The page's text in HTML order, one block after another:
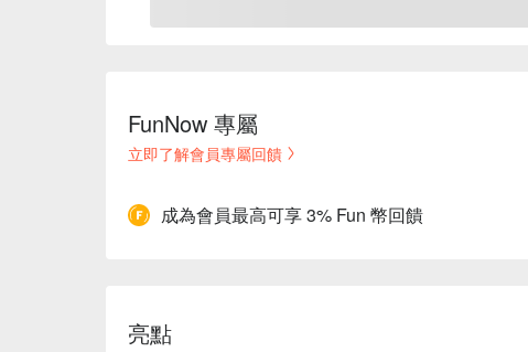
FunNow 專屬
立即了解會員專屬回饋
成為會員最高可享 3% Fun 幣回饋
亮點